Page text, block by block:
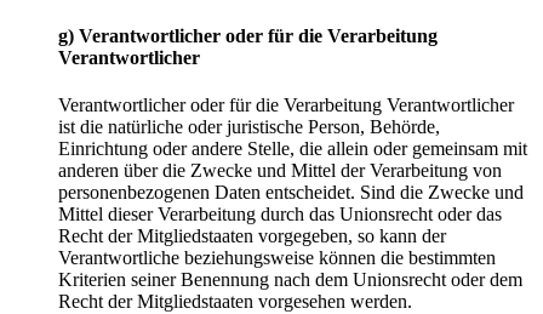
g) Verantwortlicher oder für die Verarbeitung
Verantwortlicher
Verantwortlicher oder für die Verarbeitung Verantwortlicher
ist die natürliche oder juristische Person, Behörde,
Einrichtung oder andere Stelle, die allein oder gemeinsam mit
anderen über die Zwecke und Mittel der Verarbeitung von
personenbezogenen Daten entscheidet. Sind die Zwecke und
Mittel dieser Verarbeitung durch das Unionsrecht oder das
Recht der Mitgliedstaaten vorgegeben, so kann der
Verantwortliche beziehungsweise können die bestimmten
Kriterien seiner Benennung nach dem Unionsrecht oder dem
Recht der Mitgliedstaaten vorgesehen werden.